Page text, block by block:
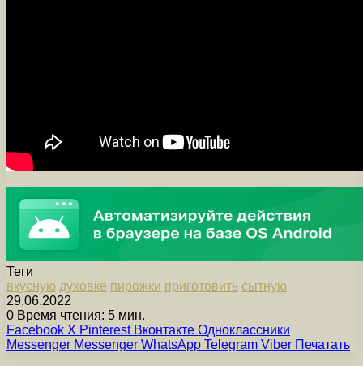
Теги
вкусную духовке пирожки приготовить сытную
29.06.2022
0 Время чтения: 5 мин.
Facebook X Pinterest Вконтакте Одноклассники
Messenger Messenger WhatsApp Telegram Viber Печатать